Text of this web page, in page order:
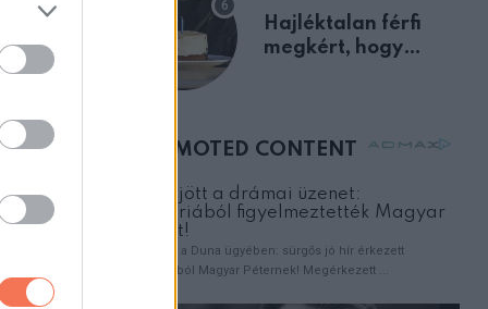
Hajléktalan férfi
megkért, hogy
mellettem ült az első